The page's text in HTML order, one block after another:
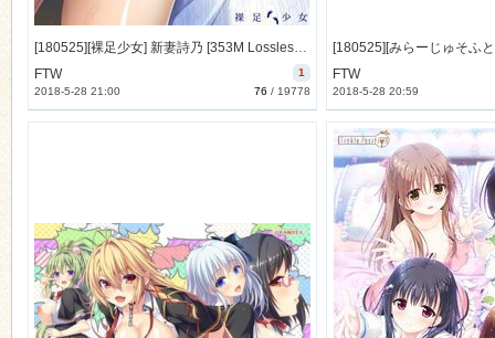
[180525][裸足少女] 新妻詩乃 [353M Lossless] [992175]
1
FTW
76 / 19778
2018-5-28 21:00
FTW
2018-5-28 20:59